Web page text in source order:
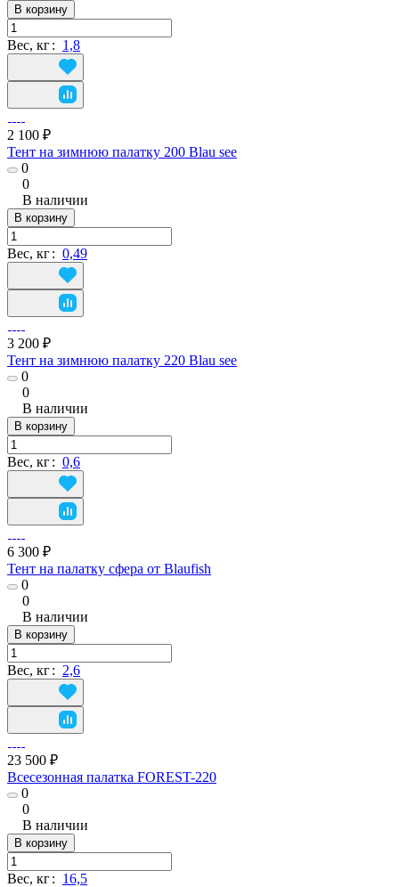
В корзину
Вес, кг: 1,8
2 100 ₽
Тент на зимнюю палатку 200 Blau see
0
0
В наличии
В корзину
Вес, кг: 0,49
3 200 ₽
Тент на зимнюю палатку 220 Blau see
0
0
В наличии
В корзину
Вес, кг: 0,6
6 300 ₽
Тент на палатку сфера от Blaufish
0
0
В наличии
В корзину
Вес, кг: 2,6
23 500 ₽
Всесезонная палатка FOREST-220
0
0
В наличии
В корзину
Вес, кг: 16,5